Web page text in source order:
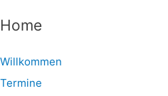
Home
Willkommen
Termine
A
c
h
K
t
e